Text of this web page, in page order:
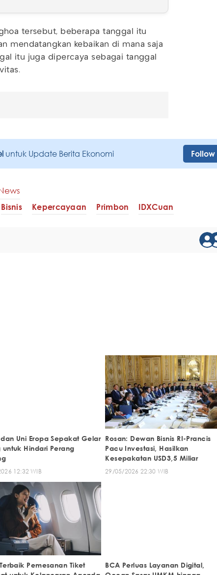
tersebut, beberapa tanggal itu
mendatangkan kebaikan di mana saja
itu juga dipercaya sebagai tanggal
untuk Update Berita Ekonomi Follow
Bisnis Kepercayaan Primbon IDXCuan
Uni Eropa Sepakat Gelar
untuk Hindari Perang
12:32 WIB
Rosan: Dewan Bisnis RI-Prancis
Pacu Investasi, Hasilkan
Kesepakatan USD3,5 Miliar
29/05/2026 22:30 WIB
Pemesanan Tiket
BCA Perluas Layanan Digital,